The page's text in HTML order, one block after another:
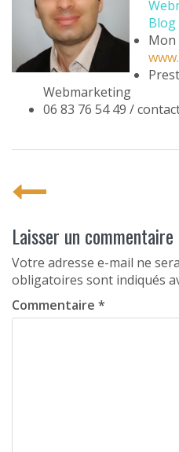
Blog
Mon
Webmarketing
06 83 76 54 49 /
P
o
s
t
n
a
Laisser un commentaire
Votre adresse e-mail ne
obligatoires sont indiqués
Commentaire *